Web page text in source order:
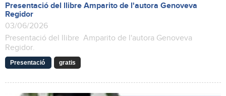
Presentació del llibre Amparito de l'autora Genoveva
Regidor
03/06/2026
Presentació del llibre Amparito de l'autora Genoveva
Regidor.
Presentació gratis